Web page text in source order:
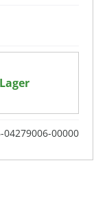
04279006-00000